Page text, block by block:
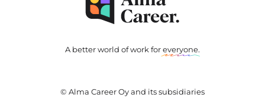
A better world of work foreveryone.
© Alma Career Oy and its subsidiaries